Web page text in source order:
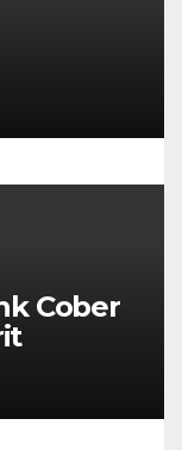
Cober